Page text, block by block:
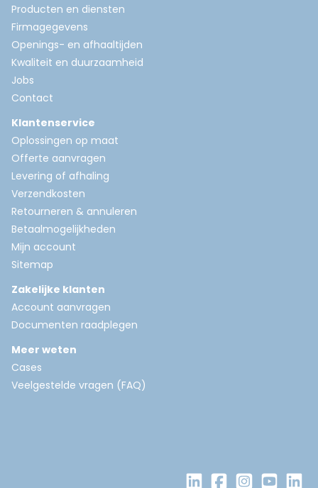
Producten en diensten
Firmagegevens
Openings- en afhaaltijden
Kwaliteit en duurzaamheid
Jobs
Contact
Klantenservice
Oplossingen op maat
Offerte aanvragen
Levering of afhaling
Verzendkosten
Retourneren & annuleren
Betaalmogelijkheden
Mijn account
Sitemap
Zakelijke klanten
Account aanvragen
Documenten raadplegen
Meer weten
Cases
Veelgestelde vragen (FAQ)